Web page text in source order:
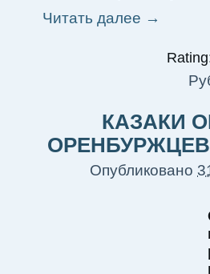
Читать далее →
КАЗАКИ
Опубликовано